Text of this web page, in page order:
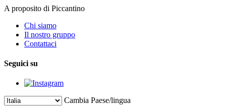
A proposito di Piccantino
Chi siamo
Il nostro gruppo
Contattaci
Seguici su
Cambia Paese/lingua